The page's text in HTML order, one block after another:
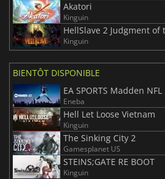
Akatori
Kinguin
HellSlave 2 Judgment of
Kinguin
BIENTÔT DISPONIBLE
EA SPORTS Madden NFL
Eneba
Hell Let Loose Vietnam
Kinguin
The Sinking City 2
Gamesplanet US
STEINS;GATE RE BOOT
Kinguin